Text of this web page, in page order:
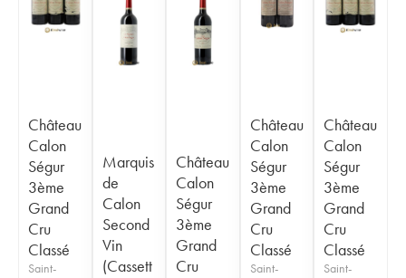
Château
Calon
Ségur
3ème
Grand
Cru
Classé
Saint-
Marquis
de
Calon
Second
Vin
(Cassett
Château
Calon
Ségur
3ème
Grand
Cru
Château
Calon
Ségur
3ème
Grand
Cru
Classé
Saint-
Château
Calon
Ségur
3ème
Grand
Cru
Classé
Saint-